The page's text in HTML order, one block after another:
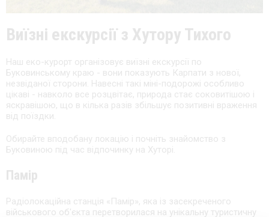
Виїзні екскурсії з Хутору Тихого
Наш еко-курорт організовує виїзні екскурсії по
Буковинському краю - вони показують Карпати з нової,
незвіданої сторони. Навесні такі міні-подорожі особливо
цікаві - навколо все розцвітає, природа стає соковитішою і
яскравішою, що в кілька разів збільшує позитивні враження
від поїздки.
Обирайте вподобану локацію і почніть знайомство з
Буковиною під час відпочинку на Хуторі.
Памір
Радіолокаційна станція «Памір», яка із засекреченого
військового об'єкта перетворилася на унікальну туристичну